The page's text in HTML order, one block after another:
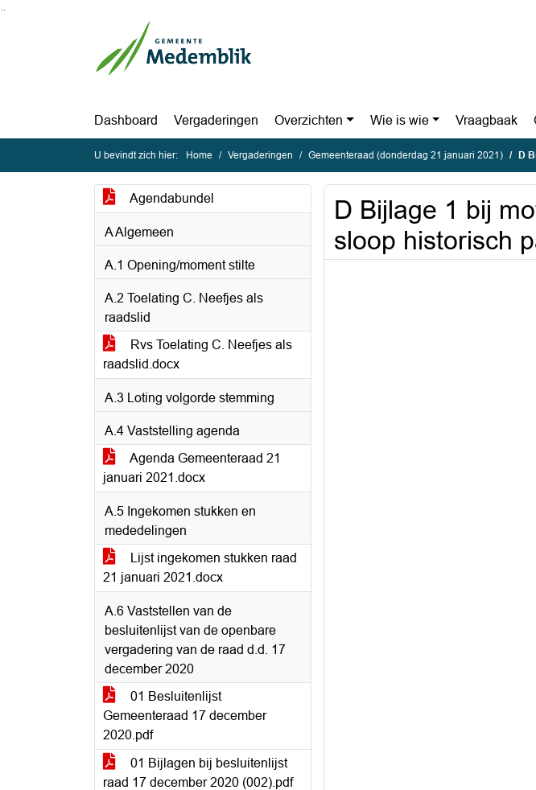
Ga naar de inhoud van deze pagina
Dashboard Vergaderingen Overzichten Wie is wie Vraagbaak
U bevindt zich hier: Home Vergaderingen Gemeenteraad (donderdag 21 januari 2021) D
Agendabundel
A Algemeen
A.1 Opening/moment stilte
A.2 Toelating C. Neefjes als
raadslid
Rvs Toelating C. Neefjes als
raadslid.docx
A.3 Loting volgorde stemming
A.4 Vaststelling agenda
Agenda Gemeenteraad 21
januari 2021.docx
A.5 Ingekomen stukken en
mededelingen
Lijst ingekomen stukken raad
21 januari 2021.docx
A.6 Vaststellen van de
besluitenlijst van de openbare
vergadering van de raad d.d. 17
december 2020
01 Besluitenlijst
Gemeenteraad 17 december
2020.pdf
01 Bijlagen bij besluitenlijst
raad 17 december 2020 (002).pdf
D Bijlage 1 bij
sloop historisch